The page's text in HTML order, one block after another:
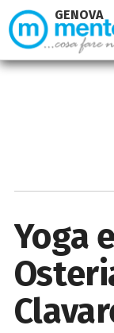
Yoga
GENOVA